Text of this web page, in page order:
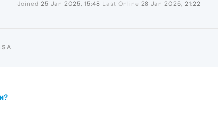
Joined 25 Jan 2025, 15:48 Last Online 28 Jan 2025, 21:22